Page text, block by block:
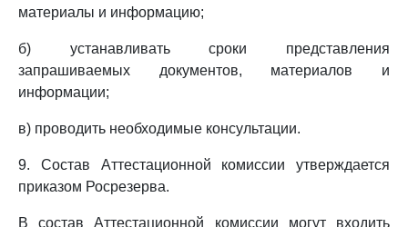
материалы и информацию;
б) устанавливать сроки представления
запрашиваемых документов, материалов и
информации;
в) проводить необходимые консультации.
9. Состав Аттестационной комиссии утверждается
приказом Росрезерва.
В состав Аттестационной комиссии могут входить